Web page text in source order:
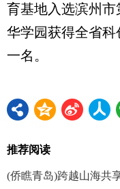
育基地入选滨州
华学园获得全省
一名。
推荐阅读